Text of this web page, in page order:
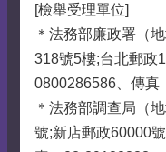
[檢舉受理單位]
＊法務部廉政署（
318號5樓;台北郵政
0800286586、傳真
＊法務部調查局（
號;新店郵政60000